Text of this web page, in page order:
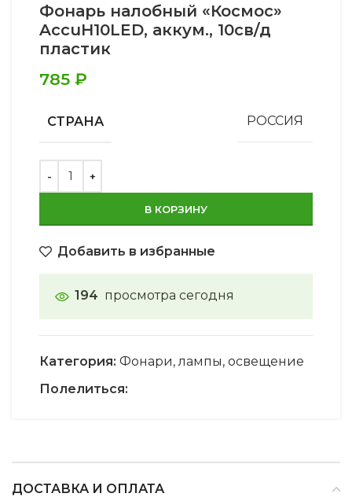
Фонарь налобный «Космос»
AccuH10LED, аккум., 10св/д
пластик
785 ₽
СТРАНА РОССИЯ
В КОРЗИНУ
Добавить в избранные
194 просмотра сегодня
Категория: Фонари, лампы, освещение
Полелиться:
ДОСТАВКА И ОПЛАТА